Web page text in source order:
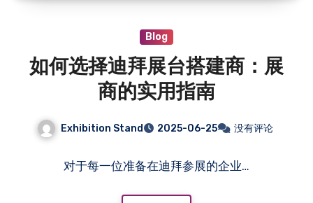
Blog
如何选择迪拜展台搭建商：展
商的实用指南
Exhibition Stand 2025-06-25 没有评论
对于每一位准备在迪拜参展的企业…